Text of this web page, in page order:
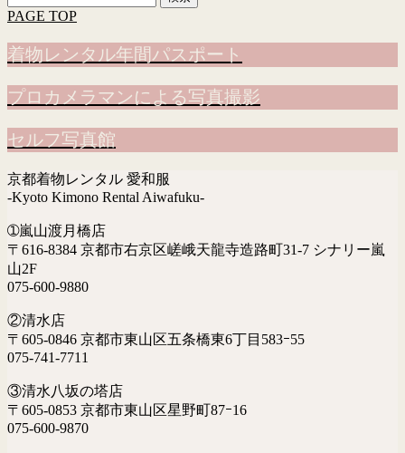
索:
PAGE TOP
着物レンタル年間パスポート
プロカメラマンによる写真撮影
セルフ写真館
京都着物レンタル 愛和服
-Kyoto Kimono Rental Aiwafuku-
➀嵐山渡月橋店
〒616-8384 京都市右京区嵯峨天龍寺造路町31-7 シナリー嵐
山2F
075-600-9880
②清水店
〒605-0846 京都市東山区五条橋東6丁目583ｰ55
075-741-7711
③清水八坂の塔店
〒605-0853 京都市東山区星野町87ｰ16
075-600-9870